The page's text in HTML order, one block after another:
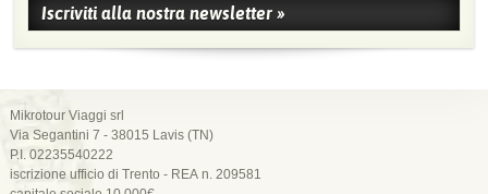
Mikrotour Viaggi srl
Via Segantini 7 - 38015 Lavis (TN)
P.I. 02235540222
iscrizione ufficio di Trento - REA n. 209581